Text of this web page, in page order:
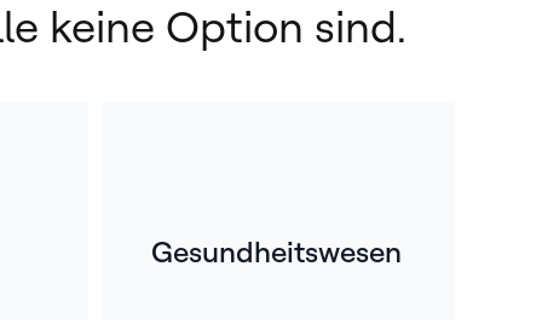
die in
keine Option sind.
Gesundheitswesen